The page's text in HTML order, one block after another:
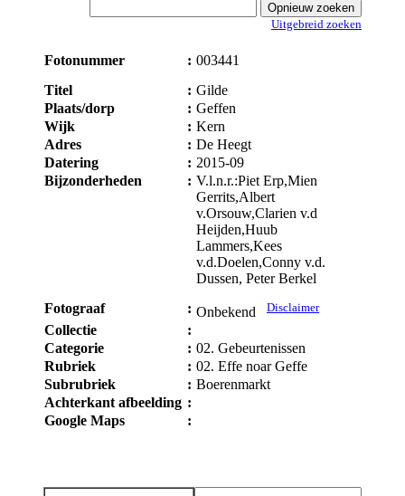
Uitgebreid zoeken
Fotonummer : 003441
Titel
: Gilde
Plaats/dorp
: Geffen
Wijk
: Kern
Adres
: De Heegt
Datering
: 2015-09
Bijzonderheden
: V.l.n.r.:Piet Erp,Mien
Gerrits,Albert
v.Orsouw,Clarien v.d
Heijden,Huub
Lammers,Kees
v.d.Doelen,Conny v.d.
Dussen, Peter Berkel
Fotograaf
: Onbekend Disclaimer
Collectie
:
Categorie
: 02. Gebeurtenissen
Rubriek
: 02. Effe noar Geffe
Subrubriek
: Boerenmarkt
Achterkant afbeelding :
Google Maps
: